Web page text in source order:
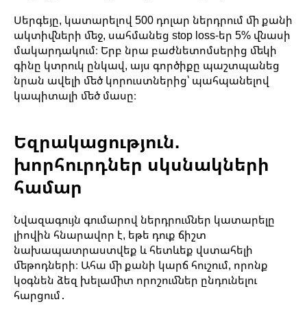
Սերգեյը, կատարելով 500 դոլար ներդրում մի քանի
ակտիվների մեջ, սահմանեց stop loss-եր 5% վնասի
մակարդակում։ Երբ նրա բաժնետոմսերից մեկի
գինը կտրուկ ընկավ, այս գործիքը պաշտպանեց
նրան ավելի մեծ կորուստներից՝ պահպանելով
կապիտալի մեծ մասը։
Եզրակացություն.
խորհուրդներ սկսնակների
համար
Նվազագույն գումարով ներդրումներ կատարելը
լիովին հնարավոր է, եթե դուք ճիշտ
նախապատրաստվեք և հետևեք վստահելի
մեթոդների։ Ահա մի քանի կարճ հուշում, որոնք
կօգնեն ձեզ խելամիտ որոշումներ ընդունելու
հարցում․